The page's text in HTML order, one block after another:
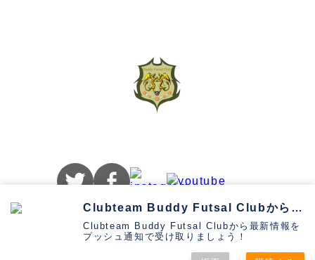
お問い合わせプライバシーポリシー
Copyright © 2013-2026 Buddy Futsal Club,
All rights reserved.
Clubteam Buddy Futsal Clubから通知を受け取る
Clubteam Buddy Futsal Clubから最新情報を
プッシュ通知で受け取りましょう！